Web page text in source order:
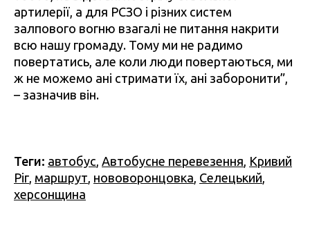
артилерії, а для РСЗО і різних систем
залпового вогню взагалі не питання накрити
всю нашу громаду. Тому ми не радимо
повертатись, але коли люди повертаються, ми
ж не можемо ані стримати їх, ані заборонити”,
– зазначив він.
Теги: автобус Автобусне перевезення Кривий
Ріг маршрут нововоронцовка Селецький
херсонщина